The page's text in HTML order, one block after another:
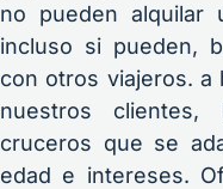
no pueden alquilar
incluso si pueden,
con otros viajeros. a
nuestros clientes,
cruceros que se
edad e intereses.